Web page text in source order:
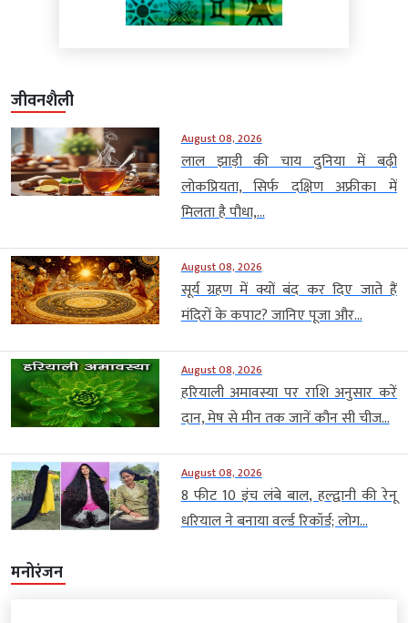
जीवनशैली
August 08, 2026
लाल झाड़ी की चाय दुनिया में बढ़ी
लोकप्रियता, सिर्फ दक्षिण अफ्रीका में
मिलता है पौधा,...
August 08, 2026
सूर्य ग्रहण में क्यों बंद कर दिए जाते हैं
मंदिरों के कपाट? जानिए पूजा और...
August 08, 2026
हरियाली अमावस्या पर राशि अनुसार करें
दान, मेष से मीन तक जानें कौन सी चीज...
August 08, 2026
8 फीट 10 इंच लंबे बाल, हल्द्वानी की रेनू
धरियाल ने बनाया वर्ल्ड रिकॉर्ड; लोग...
मनोरंजन